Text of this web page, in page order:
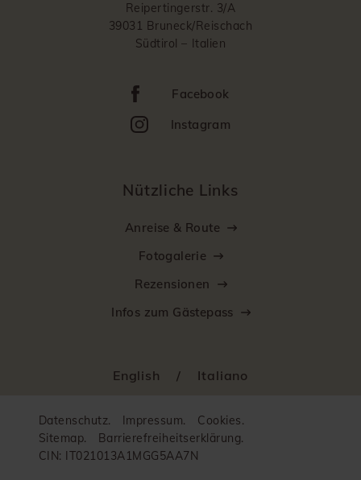
Facebook
Instagram
Reipertingerstr. 3/A
39031 Bruneck/Reischach
Südtirol – Italien
Nützliche Links
Anreise & Route
Fotogalerie
Rezensionen
Infos zum Gästepass
English / Italiano
Datenschutz. Impressum.
Cookies.
Sitemap.
Barrierefreiheitserklärung.
CIN: IT021013A1MGG5AA7N